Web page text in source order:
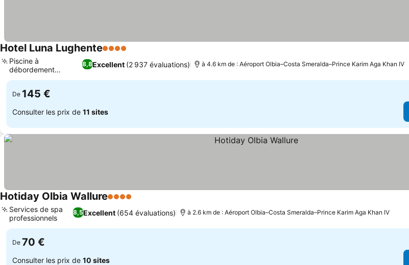
Hotel Luna Lughente4 Étoiles
8,8Excellent (2 937 évaluations)
Piscine à
débordement
panoramique
à 4.6 km de : Aéroport Olbia–Costa Smeralda–Prince Karim Aga Khan IV
De 145 €
Consulter les prix de 11 sites
Hotiday Olbia Wallure4 Étoiles
8,5Excellent (654 évaluations)
Services de spa
professionnels
à 2.6 km de : Aéroport Olbia–Costa Smeralda–Prince Karim Aga Khan IV
De 70 €
Consulter les prix de 10 sites